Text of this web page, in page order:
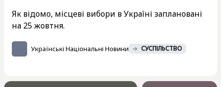
Як відомо, місцеві вибори в Україні заплановані
на 25 жовтня.
Українські Національні Новини СУСПІЛЬСТВО